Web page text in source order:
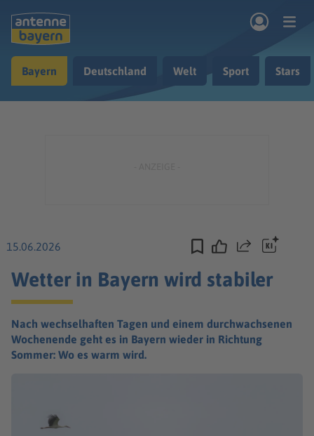
Musik & Radio
Bayern Deutschland Welt Sport Stars
15.06.2026 Teilen
Wetter in Bayern wird stabiler
Nach wechselhaften Tagen und einem durchwachsenen
Wochenende geht es in Bayern wieder in Richtung
Sommer: Wo es warm wird.